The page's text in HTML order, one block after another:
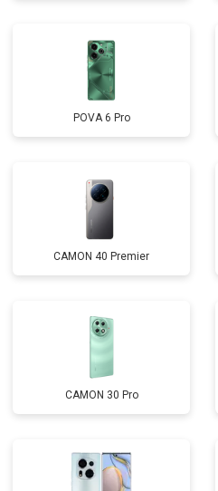
POVA 6 Pro
CAMON 40 Premier
CAMON 30 Pro